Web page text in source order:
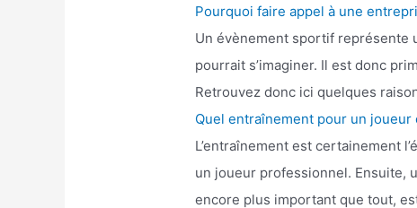
Pourquoi faire appel à une
Un évènement sportif représente
pourrait s’imaginer. Il est donc
Retrouvez donc ici quelques
Quel entraînement pour un joueur
L’entraînement est certainement
un joueur professionnel. Ensuite,
encore plus important que tout,